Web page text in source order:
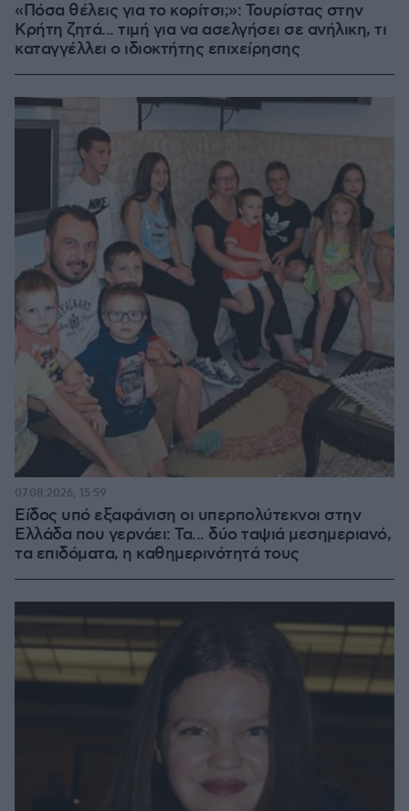
«Πόσα θέλεις για το κορίτσι;»: Τουρίστας στην
Κρήτη ζητά... τιμή για να ασελγήσει σε ανήλικη, τι
καταγγέλλει ο ιδιοκτήτης επιχείρησης
Είδος υπό εξαφάνιση οι υπερπολύτεκνοι στην
Ελλάδα που γερνάει: Τα... δύο ταψιά μεσημεριανό,
τα επιδόματα, η καθημερινότητά τους
07.08.2026, 15:59